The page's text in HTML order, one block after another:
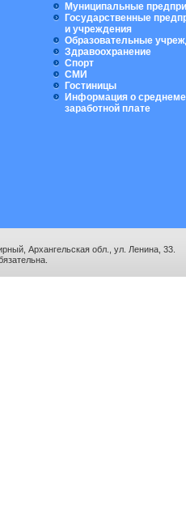
Муниципальные
Государственные
и учреждения
Образовательные
Здравоохранение
Спорт
СМИ
Гостиницы
Информация о
заработной плате
Архангельская обл., ул. Ленина, 33.